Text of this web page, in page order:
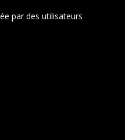
par des utilisateurs